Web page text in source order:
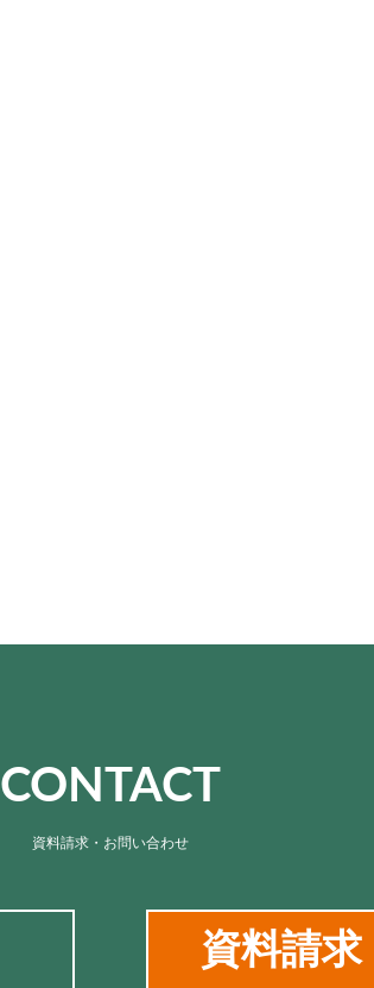
CONTACT
資料請求・お問い合わせ
資料請